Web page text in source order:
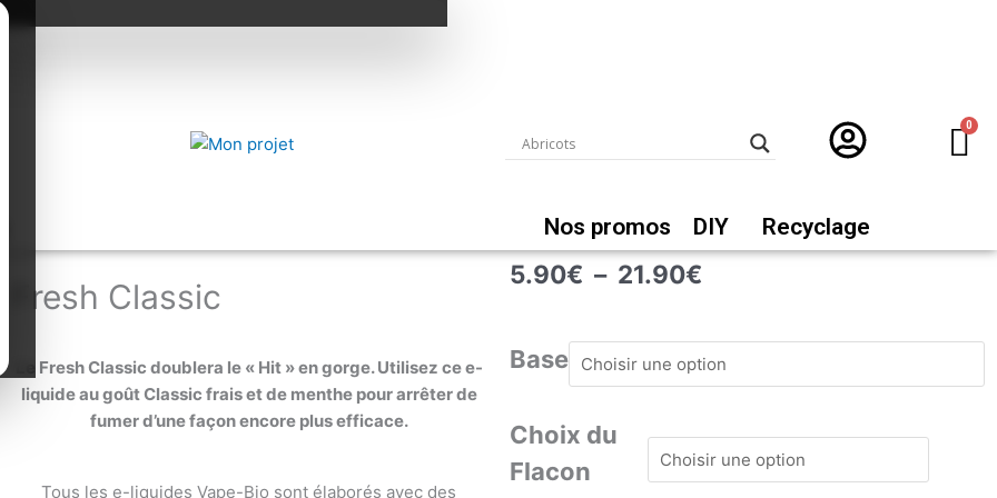
Nos promos DIY Recyclage
Fresh Classic
Le Fresh Classic doublera le « Hit » en gorge. Utilisez ce e-
liquide au goût Classic frais et de menthe pour arrêter de
fumer d’une façon encore plus efficace.
Tous les e-liquides Vape-Bio sont élaborés avec des
5.90€ – 21.90€Plage
5.90€
à
Base
Choix du
Flacon
de
Fresh